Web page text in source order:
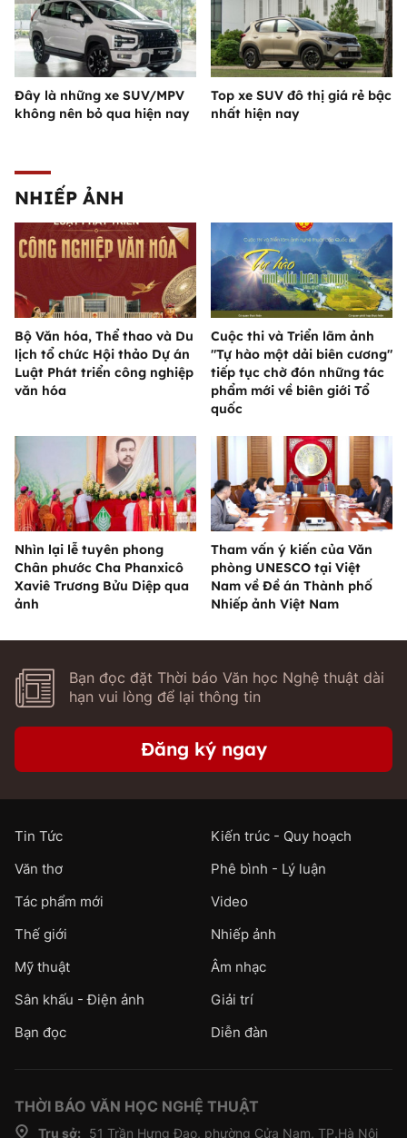
Đây là những xe SUV/MPV
không nên bỏ qua hiện nay
Top xe SUV đô thị giá rẻ bậc
nhất hiện nay
NHIẾP ẢNH
Bộ Văn hóa, Thể thao và Du
lịch tổ chức Hội thảo Dự án
Luật Phát triển công nghiệp
văn hóa
Cuộc thi và Triển lãm ảnh
"Tự hào một dải biên cương"
tiếp tục chờ đón những tác
phẩm mới về biên giới Tổ
quốc
Nhìn lại lễ tuyên phong
Chân phước Cha Phanxicô
Xaviê Trương Bửu Diệp qua
ảnh
Tham vấn ý kiến của Văn
phòng UNESCO tại Việt
Nam về Đề án Thành phố
Nhiếp ảnh Việt Nam
Bạn đọc đặt Thời báo Văn học Nghệ thuật dài
hạn vui lòng để lại thông tin
Đăng ký ngay
Tin Tức
Kiến trúc - Quy hoạch
Văn thơ
Phê bình - Lý luận
Tác phẩm mới
Video
Thế giới
Nhiếp ảnh
Mỹ thuật
Âm nhạc
Sân khấu - Điện ảnh
Giải trí
Bạn đọc
Diễn đàn
THỜI BÁO VĂN HỌC NGHỆ THUẬT
Trụ sở: 51 Trần Hưng Đạo, phường Cửa Nam, TP.Hà Nội